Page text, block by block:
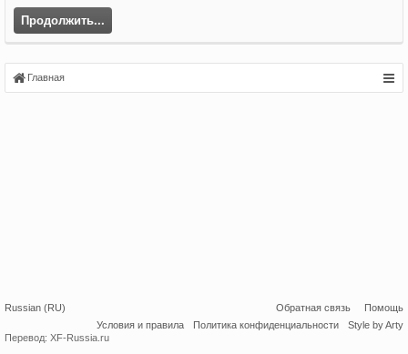
Продолжить...
Главная
Russian (RU) Обратная связь
Помощь
Условия и правила
Политика конфиденциальности
Style by Arty
Перевод: XF-Russia.ru